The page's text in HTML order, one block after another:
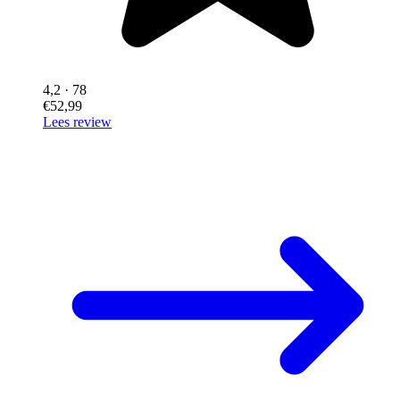
4,2 · 78
€52,99
Lees review